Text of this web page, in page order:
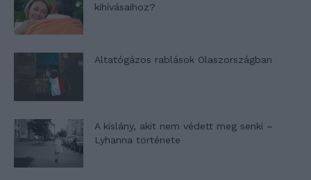
kihívásaihoz?
Altatógázos rablások Olaszországban
A kislány, akit nem védett meg senki –
Lyhanna története